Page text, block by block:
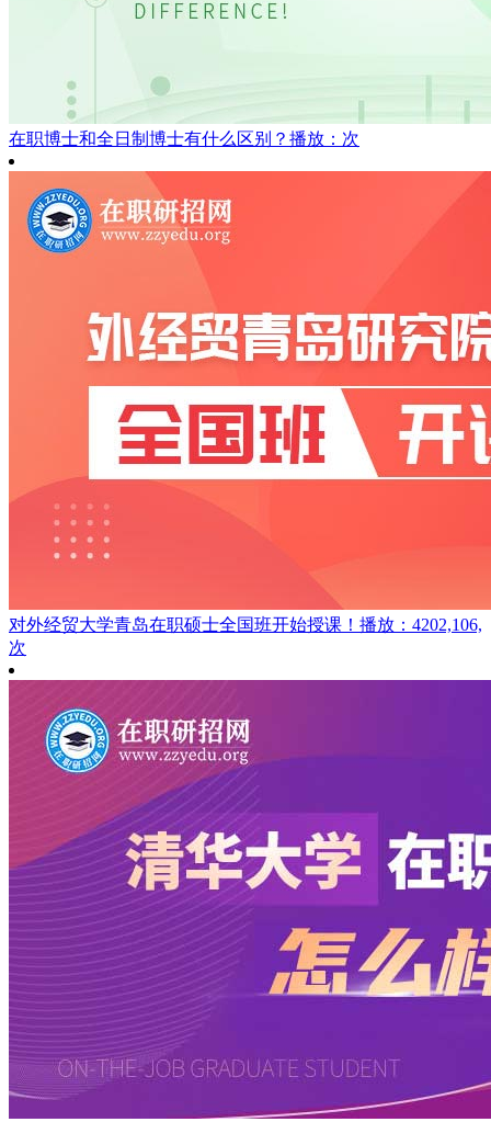
在职博士和全日制博士有什么区别？ 播放：次
对外经贸大学青岛在职硕士全国班开始授课！ 播放：4202,106,
次